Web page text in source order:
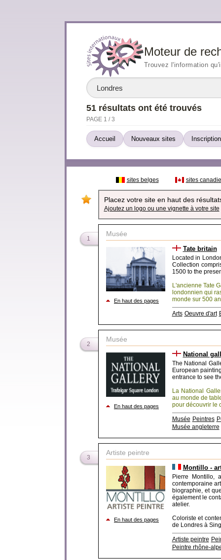
Moteur de
Trouvez l'information
51 résultats ont été trouvés
PAGE 1 / 3
Accueil Nouveaux sites
sites belges sites
Placez votre site en haut des
Ajoutez un logo ou une vignette à votre site
1
Musée
En haut des pages
Tate britain
Located in
Collection
1500 to the
L'ancienne Tate
londonnien qui
monde sur 500
Arts Oeuvre d'art
2
Musée
En haut des pages
National
The National
European
entrance to see
La National
au monde de
pour découvrir le
Musée Peintres
Musée angleterre
3
Artiste peintre
En haut des pages
Montillo -
Pierre Montillo,
contemporaine
biographie, et
également le
atelier.
Coloriste et
de Londres à
Artiste peintre
Peintre rhône-